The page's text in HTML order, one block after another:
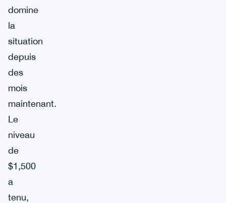
domine
la
situation
depuis
des
mois
maintenant.
Le
niveau
de
$1,500
a
tenu,